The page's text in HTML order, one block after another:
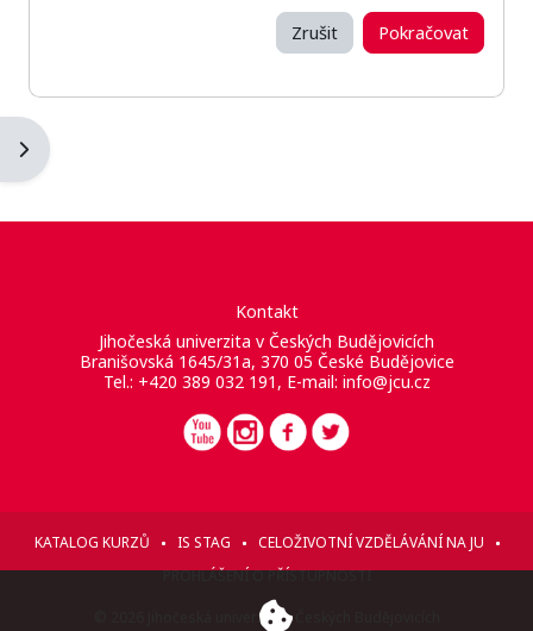
Otevřít panel bloku
Zrušit Pokračovat
Kontakt
Jihočeská univerzita v Českých Budějovicích
Branišovská 1645/31a, 370 05 České Budějovice
Tel.: +420 389 032 191, E-mail: info@jcu.cz
KATALOG KURZŮ IS STAG
CELOŽIVOTNÍ VZDĚLÁVÁNÍ NA JU
PROHLÁŠENÍ O PŘÍSTUPNOSTI
© 2026 Jihočeská univerzita v Českých Budějovicích